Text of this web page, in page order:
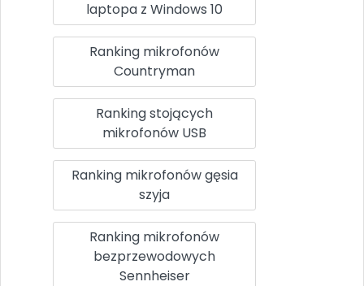
laptopa z Windows 10
Ranking mikrofonów
Countryman
Ranking stojących
mikrofonów USB
Ranking mikrofonów gęsia
szyja
Ranking mikrofonów
bezprzewodowych
Sennheiser